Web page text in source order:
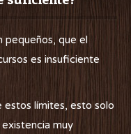
pequeños, que el
es insuficiente
estos límites, esto solo
muy